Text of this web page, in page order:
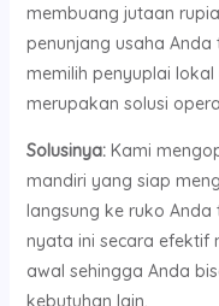
membuang jutaan
penunjang usaha Anda
memilih penyuplai
merupakan solusi
Solusinya:Kami
mandiri yang siap
langsung ke ruko
nyata ini secara efektif
awal sehingga Anda
kebutuhan lain.